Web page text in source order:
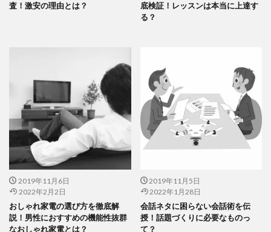
査！激安の理由とは？
底検証！レッスンは本当に上達す
る？
2019年11月6日
2022年2月2日
おしゃれ家電の選び方を徹底解
説！男性におすすめの機能性抜群
なおしゃれ家電とは？
2019年11月5日
2022年1月28日
会話ネタに困らない会話術を伝
授！話題づくりに必要なものっ
て？